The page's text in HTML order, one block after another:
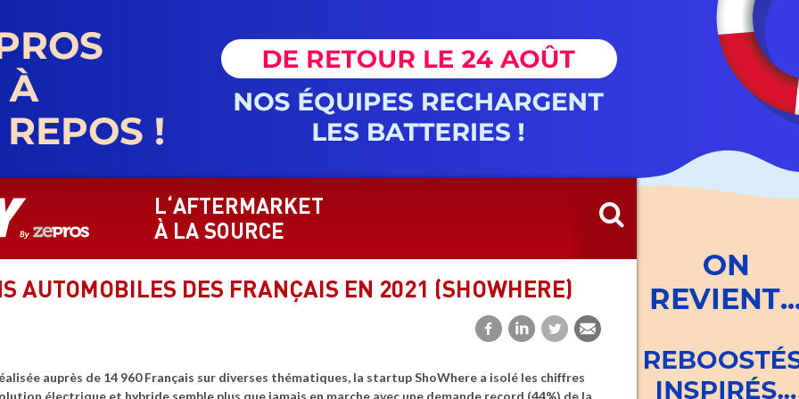
L‘AFTERMARKET
À LA SOURCE
AUTOMOBILES DES FRANÇAIS EN 2021 (SHOWHERE)
auprès de 14 960 Français sur diverses thématiques, la startup ShoWhere a isolé les chiffres
électrique et hybride semble plus que jamais en marche avec une demande record (44%) de la